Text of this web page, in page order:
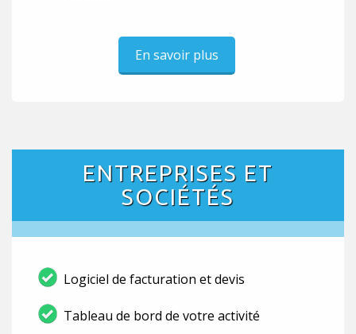
En savoir plus
ENTREPRISES ET
SOCIÉTÉS
Logiciel de facturation et devis
Tableau de bord de votre activité